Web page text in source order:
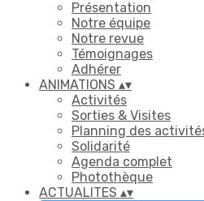
Présentation
Notre équipe
Notre revue
Témoignages
Adhérer
ANIMATIONS ▴▾
Activités
Sorties & Visites
Planning des
Solidarité
Agenda complet
Photothèque
ACTUALITES ▴▾